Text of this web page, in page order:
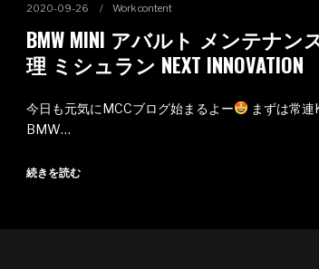
2020-09-26 Work content
BMW MINI アバルト メンテナン
理 ミシュラン NEXT INNOVATION
今日も元気にMCCブログ始まるよー
まずは常連
BMW…
続きを読む